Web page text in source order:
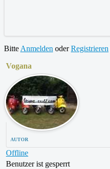
Bitte Anmelden oderRegistrieren
Vogana
AUTOR
Offline
Benutzer ist gesperrt